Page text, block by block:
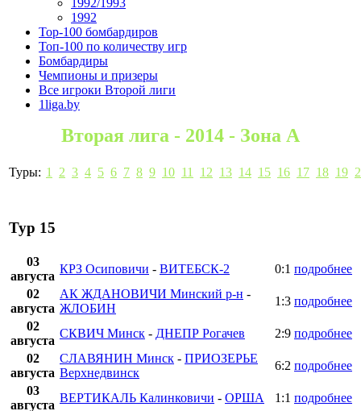
1992/1993
1992
Top-100 бомбардиров
Топ-100 по количеству игр
Бомбардиры
Чемпионы и призеры
Все игроки Второй лиги
1liga.by
Вторая лига - 2014 - Зона А
Туры: 1 2 3 4 5 6 7 8 9 10 11 12 13 14 15 16 17 18 19
Тур 15
03
августа
КРЗ Осиповичи - ВИТЕБСК-2 0:1 подробнее
02
августа
АК ЖДАНОВИЧИ Минский р-н -
ЖЛОБИН
1:3 подробнее
02
августа
СКВИЧ Минск - ДНЕПР Рогачев 2:9 подробнее
02
августа
СЛАВЯНИН Минск - ПРИОЗЕРЬЕ
Верхнедвинск
6:2 подробнее
03
августа
ВЕРТИКАЛЬ Калинковичи - ОРША 1:1 подробнее